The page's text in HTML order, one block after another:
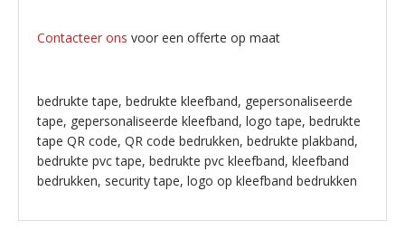
Contacteer ons voor een offerte op maat
bedrukte tape, bedrukte kleefband, gepersonaliseerde
tape, gepersonaliseerde kleefband, logo tape, bedrukte
tape QR code, QR code bedrukken, bedrukte plakband,
bedrukte pvc tape, bedrukte pvc kleefband, kleefband
bedrukken, security tape, logo op kleefband bedrukken